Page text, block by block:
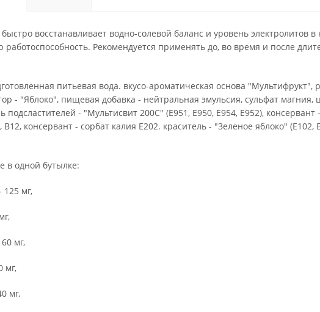
восстанавливает водно-солевой баланс и уровень электролитов
работоспособность. Рекомендуется применять до, во время и после
питьевая вода. вкусо-ароматическая основа "Мультифрукт",
- "Яблоко", пищевая добавка - нейтральная эмульсия, сульфат магния,
подсластителей - "Мультисвит 200С" (Е951, Е950, Е954, Е952),
В12, консервант - сорбат калия Е202. краситель - "Зеленое яблоко" (Е102,
в одной бутылке:
мг,
мг,
мг,
мг,